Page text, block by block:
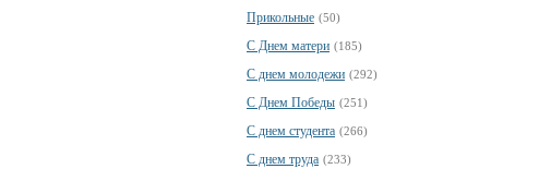
Прикольные (50)
С Днем матери (185)
С днем молодежи (292)
С Днем Победы (251)
С днем студента (266)
С днем труда (233)